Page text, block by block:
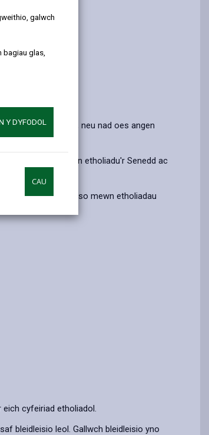
galwch
bagiau glas,
Y DYFODOL
CAU
neu i aros yno, neu nad oes angen
arno (dim ond yn etholiadu'r Senedd ac
yn gallu pleidleiso mewn etholiadau
cyfeiriad etholiadol.
bleidleisio leol. Gallwch bleidleisio yno